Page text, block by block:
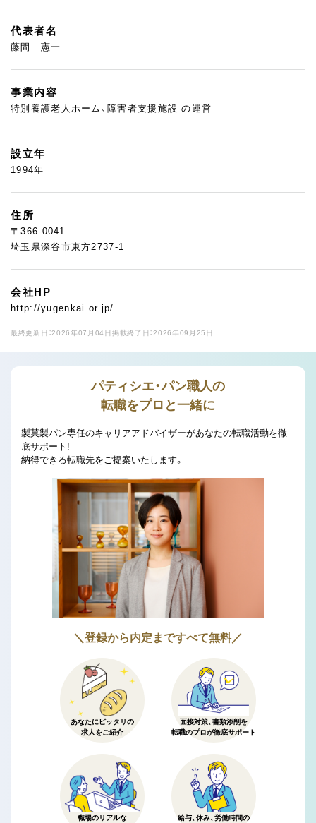
代表者名
藤間 憲一
事業内容
特別養護老人ホーム、障害者支援施設 の運営
設立年
1994年
住所
〒366-0041
埼玉県深谷市東方2737-1
会社HP
http://yugenkai.or.jp/
最終更新日：2026年07月04日 掲載終了日：2026年09月25日
パティシエ・パン職人の
転職をプロと一緒に
製菓製パン専任のキャリアアドバイザーがあなたの転職活動を徹
底サポート!
納得できる転職先をご提案いたします。
＼登録から内定まですべて無料／
あなたにピッタリの
求人をご紹介
面接対策、書類添削を
転職のプロが徹底サポート
職場のリアルな 給与、休み、労働時間の